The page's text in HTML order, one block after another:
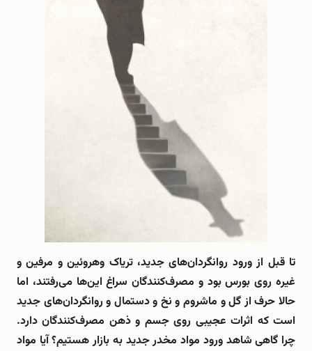
تا قبل از ورود روانگردان‌های جدید، تریاک وهروئین و مرفین و
غیره روی بورس بود و مصرف‌کنندگان سراغ این‌ها می‌رفتند، اما
حالا حرف از گل و ماشروم و نخ و دستمال و روانگردان‌های جدید
است که اثرات عجیبی روی جسم و ذهن مصرف‌کنندگان دارد.
چرا گاهی شاهد ورود مواد مخدر جدید به بازار هستیم؟ آیا مواد